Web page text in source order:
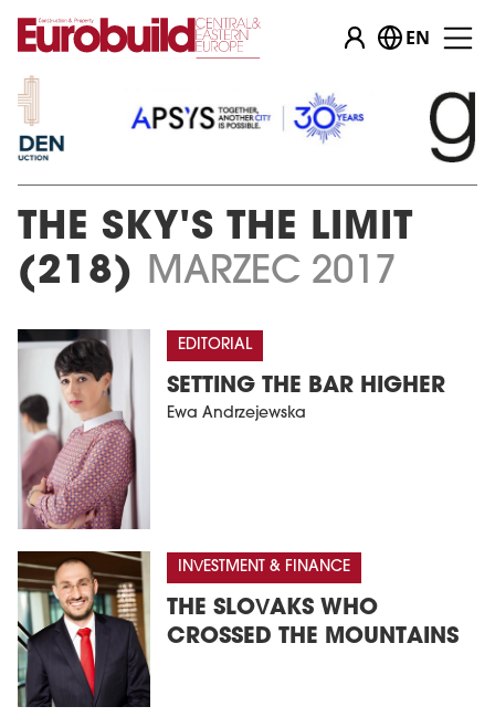
EN
THE SKY'S THE LIMIT
(218) MARZEC 2017
EDITORIAL
SETTING THE BAR HIGHER
Ewa Andrzejewska
INVESTMENT & FINANCE
THE SLOVAKS WHO
CROSSED THE MOUNTAINS